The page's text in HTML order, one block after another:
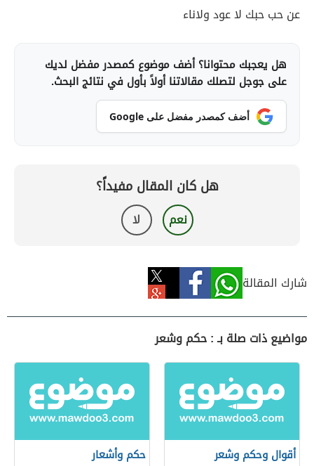
عن حب حبك لا عود ولاناء
هل يعجبك محتوانا؟ أضف موضوع كمصدر مفضل لديك
على جوجل لتصلك مقالاتنا أولاً بأول في نتائج البحث.
أضف كمصدر مفضل على Google
هل كان المقال مفيداً؟
نعم لا
شارك المقالة
مواضيع ذات صلة بـ : حكم وشعر
أقوال وحكم وشعر حكم وأشعار